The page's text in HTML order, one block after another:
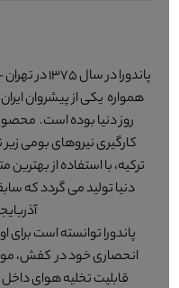
پاندورا در سال
همواره یکی از پیشروان
روز دنیا بوده است.
کارگیری نیروهای بومی زیر
ترکیه، با استفاده از بهترین
دنیا تولید می گردد که
پاندورا توانسته است برای
انحصاری خود در کفش،
قابلیت تخلیه هوای